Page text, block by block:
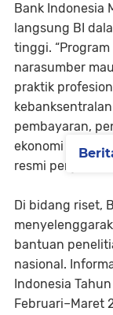
Bank Indonesia
langsung BI
tinggi.
narasumber
praktik
pembayaran,
ekonomi digital,
resmi
Di bidang riset,
bantuan
nasional.
Indonesia
Februari–Maret